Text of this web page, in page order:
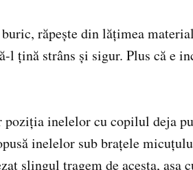
răpește din lățimea
l țină strâns și sigur. Plus că e
poziția inelelor cu copilul deja
inelelor sub brațele
slingul tragem de acesta, așa